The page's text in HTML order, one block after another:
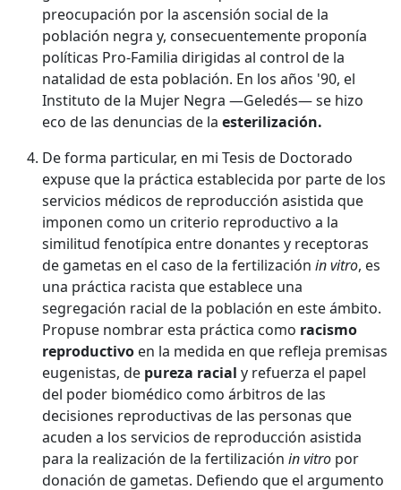
preocupación por la ascensión social de la
población negra y, consecuentemente proponía
políticas Pro-Familia dirigidas al control de la
natalidad de esta población. En los años '90, el
Instituto de la Mujer Negra —Geledés— se hizo
eco de las denuncias de la esterilización.
De forma particular, en mi Tesis de Doctorado
expuse que la práctica establecida por parte de los
servicios médicos de reproducción asistida que
imponen como un criterio reproductivo a la
similitud fenotípica entre donantes y receptoras
de gametas en el caso de la fertilización in vitro, es
una práctica racista que establece una
segregación racial de la población en este ámbito.
Propuse nombrar esta práctica como racismo
reproductivo en la medida en que refleja premisas
eugenistas, de pureza racial y refuerza el papel
del poder biomédico como árbitros de las
decisiones reproductivas de las personas que
acuden a los servicios de reproducción asistida
para la realización de la fertilización in vitro por
donación de gametas. Defiendo que el argumento